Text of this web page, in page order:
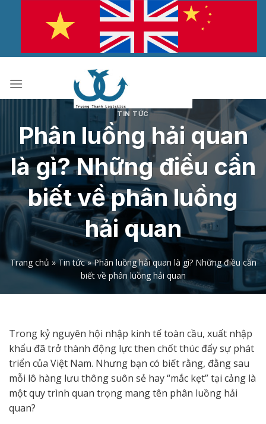
dung
TIN TỨC
Phân luồng hải quan
là gì? Những điều cần
biết về phân luồng
hải quan
Trang chủ »Tin tức»Phân luồng hải quan là gì? Những điều cần
biết về phân luồng hải quan
Trong kỷ nguyên hội nhập kinh tế toàn cầu, xuất nhập
khẩu đã trở thành động lực then chốt thúc đẩy sự phát
triển của Việt Nam. Nhưng bạn có biết rằng, đằng sau
mỗi lô hàng lưu thông suôn sẻ hay “mắc kẹt” tại cảng là
một quy trình quan trọng mang tên phân luồng hải
quan?